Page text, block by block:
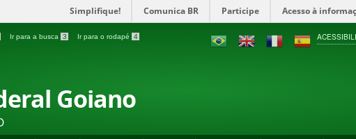
Simplifique! Comunica BR Participe Acesso à
Ir para a busca 3 Ir para o rodapé 4
Goiano